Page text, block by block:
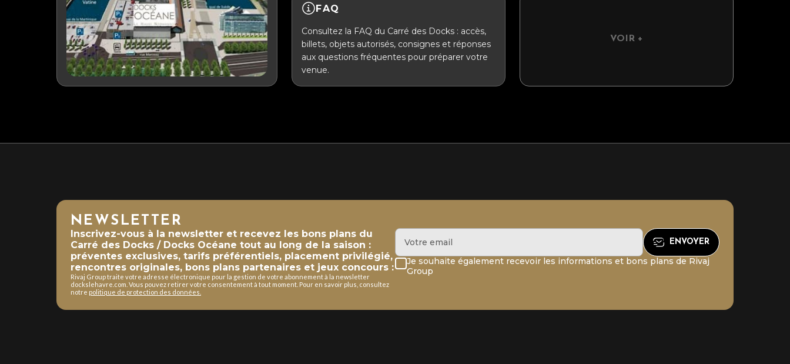
FAQ
Consultez la FAQ du Carré des Docks : accès,
billets, objets autorisés, consignes et réponses
aux questions fréquentes pour préparer votre
venue.
VOIR +
NEWSLETTER
Inscrivez-vous à la newsletter et recevez les bons plans du
Carré des Docks / Docks Océane tout au long de la saison :
préventes exclusives, tarifs préférentiels, placement privilégié,
rencontres originales, bons plans partenaires et jeux concours :
Rivaj Group traite votre adresse électronique pour la gestion de votre abonnement à la newsletter
dockslehavre.com. Vous pouvez retirer votre consentement à tout moment. Pour en savoir plus, consultez
notre politique de protection des données.
Je souhaite également recevoir les informations et bons plans de Rivaj
Group